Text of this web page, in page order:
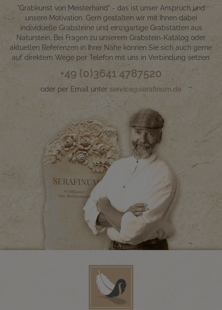
"Grabkunst von Meisterhand" - das ist unser Anspruch und
unsere Motivation. Gern gestalten wir mit Ihnen dabei
individuelle Grabsteine und einzigartige Grabstätten aus
Naturstein. Bei Fragen zu unserem Grabstein-Katalog oder
aktuellen Referenzen in Ihrer Nähe können Sie sich auch gerne
auf direktem Wege per Telefon mit uns in Verbindung setzen:
+49 (0)3641 4787520
oder per Email unter service@serafinum.de